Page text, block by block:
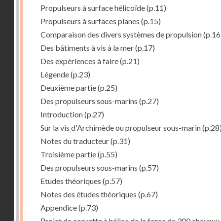
Propulseurs à surface hélicoïde(p.11)
Propulseurs à surfaces planes (p.15)
Comparaison des divers systèmes de propulsion
Des bâtiments à vis à la mer(p.17)
Des expériences à faire(p.21)
Légende(p.23)
Deuxième partie(p.25)
Des propulseurs sous-marins (p.27)
Introduction(p.27)
Sur la vis d'Archimède ou propulseur sous-marin
Notes du traducteur(p.31)
Troisième partie(p.55)
Des propulseurs sous-marins (p.57)
Etudes théoriques (p.57)
Notes des études théoriques (p.67)
Appendice(p.73)